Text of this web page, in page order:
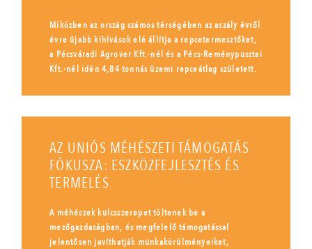
Miközben az ország számos térségében az aszály évről
évre újabb kihívások elé állítja a repcetermesztőket,
a Pécsváradi Agrover Kft.-nél és a Pécs-Reménypusztai
Kft.-nél idén 4,84 tonnás üzemi repceátlag született.
AZ UNIÓS MÉHÉSZETI TÁMOGATÁS
FÓKUSZA: ESZKÖZFEJLESZTÉS ÉS
TERMELÉS
A méhészek kulcsszerepet töltenek be a
mezőgazdaságban, és megfelelő támogatással
jelentősen javíthatják munkakörülményeiket,